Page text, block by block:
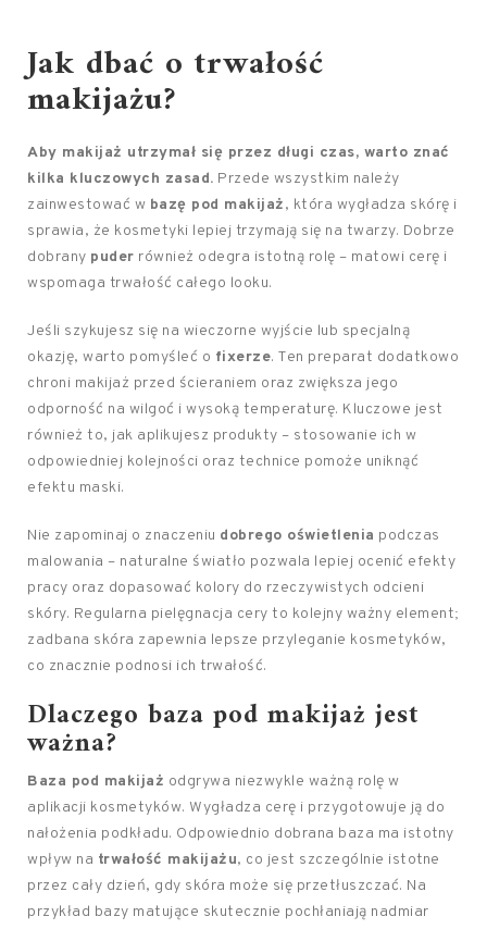
Jak dbać o trwałość
makijażu?
Aby makijaż utrzymał się przez długi czas, warto znać
kilka kluczowych zasad. Przede wszystkim należy
zainwestować w bazę pod makijaż, która wygładza skórę i
sprawia, że kosmetyki lepiej trzymają się na twarzy. Dobrze
dobrany puder również odegra istotną rolę – matowi cerę i
wspomaga trwałość całego looku.
Jeśli szykujesz się na wieczorne wyjście lub specjalną
okazję, warto pomyśleć o fixerze. Ten preparat dodatkowo
chroni makijaż przed ścieraniem oraz zwiększa jego
odporność na wilgoć i wysoką temperaturę. Kluczowe jest
również to, jak aplikujesz produkty – stosowanie ich w
odpowiedniej kolejności oraz technice pomoże uniknąć
efektu maski.
Nie zapominaj o znaczeniu dobrego oświetlenia podczas
malowania – naturalne światło pozwala lepiej ocenić efekty
pracy oraz dopasować kolory do rzeczywistych odcieni
skóry. Regularna pielęgnacja cery to kolejny ważny element;
zadbana skóra zapewnia lepsze przyleganie kosmetyków,
co znacznie podnosi ich trwałość.
Dlaczego baza pod makijaż jest
ważna?
Baza pod makijaż odgrywa niezwykle ważną rolę w
aplikacji kosmetyków. Wygładza cerę i przygotowuje ją do
nałożenia podkładu. Odpowiednio dobrana baza ma istotny
wpływ na trwałość makijażu, co jest szczególnie istotne
przez cały dzień, gdy skóra może się przetłuszczać. Na
przykład bazy matujące skutecznie pochłaniają nadmiar